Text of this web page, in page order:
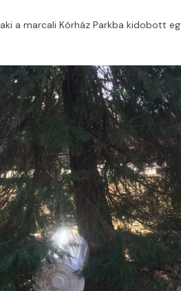
a marcali Kórház Parkba kidobott